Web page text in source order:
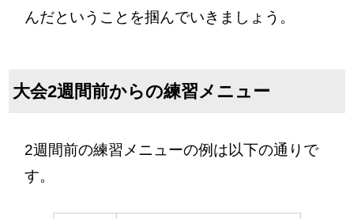
んだということを掴んでいきましょう。
大会2週間前からの練習メニュー
2週間前の練習メニューの例は以下の通りで
す。